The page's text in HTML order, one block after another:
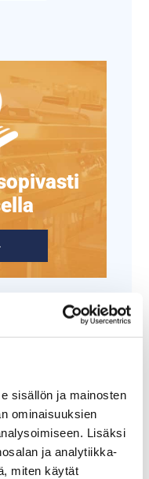
sisällön ja mainosten
ominaisuuksien
Lisäksi
ja analytiikka-
miten käytät
Cibo ja Cibo+
teflonkangas,